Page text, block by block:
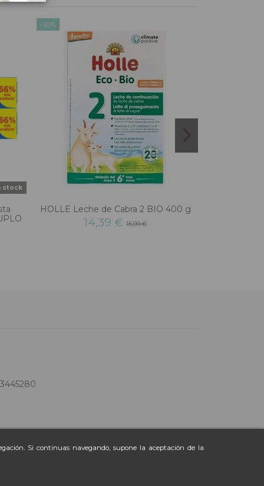
Si continuas navegando, supone la aceptación de la
stock
-10%
HOLLE Leche de Cabra 2 BIO 400 g
14,39 €15,99 €